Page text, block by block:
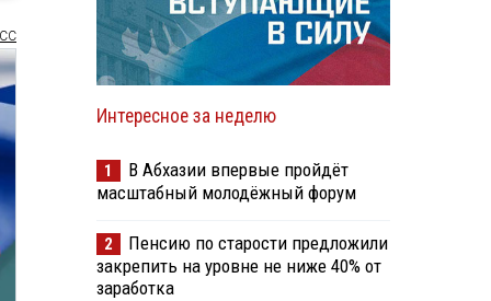
Интересное за неделю
1
В Абхазии впервые пройдёт
масштабный молодёжный форум
2
Пенсию по старости предложили
закрепить на уровне не ниже 40% от
заработка